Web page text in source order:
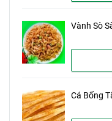
Vành Sò
Cá Bống